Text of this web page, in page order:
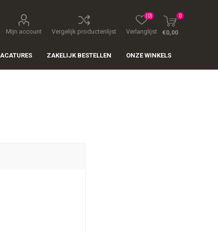
Mijn account Vergelijk productenlijst Verlanglijst
(0) 0
€0,00
ZAKELIJK BESTELLEN ONZE WINKELS